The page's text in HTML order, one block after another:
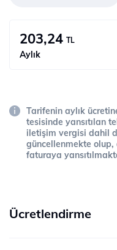
203,24 TL
Aylık
Tarifenin aylık
tesisinde yansıtılan
iletişim vergisi dahil
güncellenmekte
faturaya
Ücretlendirme